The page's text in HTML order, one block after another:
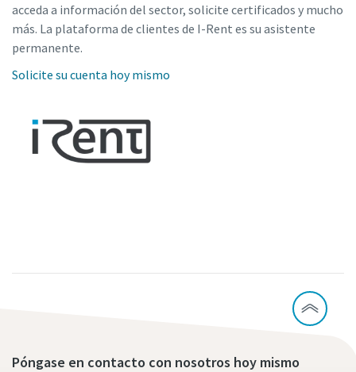
acceda a información del sector, solicite certificados y mucho
más. La plataforma de clientes de I-Rent es su asistente
permanente.
Solicite su cuenta hoy mismo
Póngase en contacto con nosotros hoy mismo